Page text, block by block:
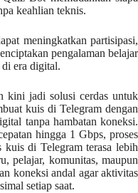
keahlian teknis.
meningkatkan partisipasi,
pengalaman belajar
era digital.
kini jadi solusi cerdas untuk
kuis di Telegram dengan
tanpa hambatan koneksi.
hingga 1 Gbps, proses
kuis di Telegram terasa lebih
pelajar, komunitas, maupun
koneksi andal agar aktivitas
setiap saat.